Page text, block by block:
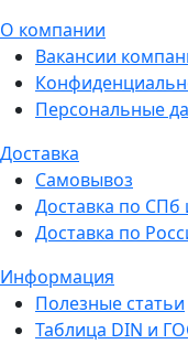
О компании
Вакансии
Персональные
Доставка
Самовывоз
Доставка по СПб
Доставка по
Информация
Полезные статьи
Таблица DIN и